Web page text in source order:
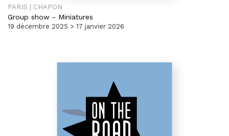
PARIS | CHAPON
Group show - Miniatures
19 décembre 2025 > 17 janvier 2026